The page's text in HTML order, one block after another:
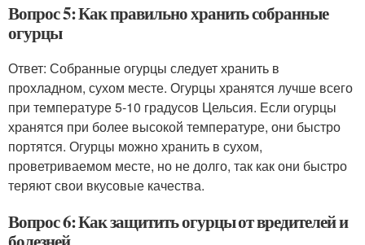
Вопрос 5: Как правильно хранить собранные
огурцы
Ответ: Собранные огурцы следует хранить в
прохладном, сухом месте. Огурцы хранятся лучше всего
при температуре 5-10 градусов Цельсия. Если огурцы
хранятся при более высокой температуре, они быстро
портятся. Огурцы можно хранить в сухом,
проветриваемом месте, но не долго, так как они быстро
теряют свои вкусовые качества.
Вопрос 6: Как защитить огурцы от вредителей и